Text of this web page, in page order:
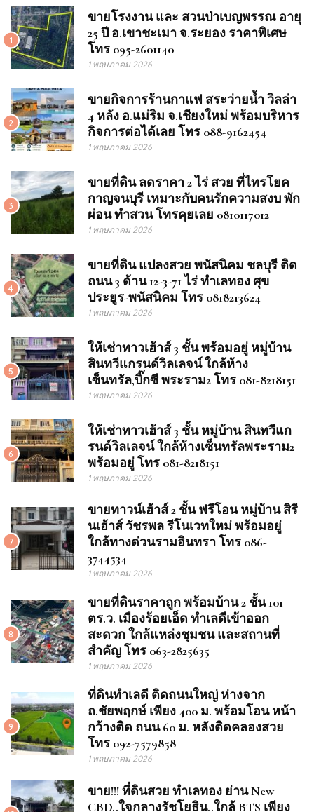
1
ขายโรงงาน และ สวนป่าเบญพรรณ อายุ
25 ปี อ.เขาชะเมา จ.ระยอง ราคาพิเศษ
โทร 095-2601140
1 พฤษภาคม 2026
2
ขายกิจการร้านกาแฟ สระว่ายน้ำ วิลล่า
4 หลัง อ.แม่ริม จ.เชียงใหม่ พร้อมบริหาร
กิจการต่อได้เลย โทร 088-9162454
1 พฤษภาคม 2026
3
ขายที่ดิน ลดราคา 2 ไร่ สวย ที่ไทรโยค
กาญจนบุรี เหมาะกับคนรักความสงบ พัก
ผ่อน ทำสวน โทรคุยเลย 0810117012
1 พฤษภาคม 2026
4
ขายที่ดิน แปลงสวย พนัสนิคม ชลบุรี ติด
ถนน 3 ด้าน 12-3-71 ไร่ ทำเลทอง ศุข
ประยูร-พนัสนิคม โทร 0818213624
1 พฤษภาคม 2026
5
ให้เช่าทาวเฮ้าส์ 3 ชั้น พร้อมอยู่ หมู่บ้าน
สินทวีแกรนด์วิลเลจน์ ใกล้ห้าง
เซ็นทรัล,บิ๊กซี พระราม2 โทร 081-8218151
1 พฤษภาคม 2026
6
ให้เช่าทาวเฮ้าส์ 3 ชั้น หมู่บ้าน สินทวีแก
รนด์วิลเลจน์ ใกล้ห้างเซ็นทรัลพระราม2
พร้อมอยู่ โทร 081-8218151
1 พฤษภาคม 2026
7
ขายทาวน์เฮ้าส์ 2 ชั้น ฟรีโอน หมู่บ้าน สิรี
นเฮ้าส์ วัชรพล รีโนเวทใหม่ พร้อมอยู่
ใกล้ทางด่วนรามอินทรา โทร 086-
3744534
1 พฤษภาคม 2026
8
ขายที่ดินราคาถูก พร้อมบ้าน 2 ชั้น 101
ตร.ว. เมืองร้อยเอ็ด ทำเลดีเข้าออก
สะดวก ใกล้แหล่งชุมชน และสถานที่
สำคัญ โทร 063-2825635
1 พฤษภาคม 2026
9
ที่ดินทำเลดี ติดถนนใหญ่ ห่างจาก
ถ.ชัยพฤกษ์ เพียง 400 ม. พร้อมโอน หน้า
กว้างติด ถนน 60 ม. หลังติดคลองสวย
โทร 092-7579858
1 พฤษภาคม 2026
ขาย!!! ที่ดินสวย ทำเลทอง ย่าน New
CBD..ใจกลางรัชโยธิน..ใกล้ BTS เพียง